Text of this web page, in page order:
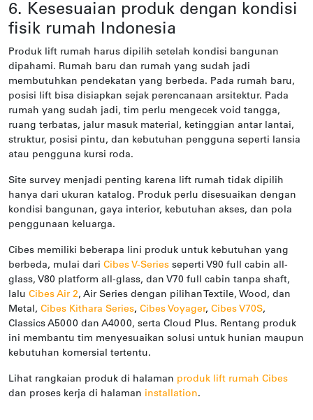
6. Kesesuaian produk dengan kondisi
fisik rumah Indonesia
Produk lift rumah harus dipilih setelah kondisi bangunan
dipahami. Rumah baru dan rumah yang sudah jadi
membutuhkan pendekatan yang berbeda. Pada rumah baru,
posisi lift bisa disiapkan sejak perencanaan arsitektur. Pada
rumah yang sudah jadi, tim perlu mengecek void tangga,
ruang terbatas, jalur masuk material, ketinggian antar lantai,
struktur, posisi pintu, dan kebutuhan pengguna seperti lansia
atau pengguna kursi roda.
Site survey menjadi penting karena lift rumah tidak dipilih
hanya dari ukuran katalog. Produk perlu disesuaikan dengan
kondisi bangunan, gaya interior, kebutuhan akses, dan pola
penggunaan keluarga.
Cibes memiliki beberapa lini produk untuk kebutuhan yang
berbeda, mulai dari Cibes V-Series seperti V90 full cabin all-
glass, V80 platform all-glass, dan V70 full cabin tanpa shaft,
lalu Cibes Air 2, Air Series dengan pilihan Textile, Wood, dan
Metal, Cibes Kithara Series, Cibes Voyager, Cibes V70S,
Classics A5000 dan A4000, serta Cloud Plus. Rentang produk
ini membantu tim menyesuaikan solusi untuk hunian maupun
kebutuhan komersial tertentu.
Lihat rangkaian produk di halaman produk lift rumah Cibes
dan proses kerja di halaman installation.